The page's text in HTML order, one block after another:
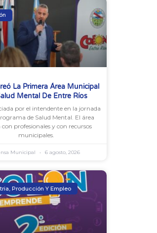
La Primera Área Municipal
Mental De Entre Ríos
por el intendente en la jornada
de Salud Mental. El área
profesionales y con recursos
municipales.
Municipal 6 agosto, 2026
Producción Y Empleo